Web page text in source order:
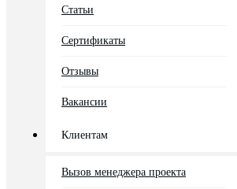
Статьи
Сертификаты
Отзывы
Вакансии
Клиентам
Вызов менеджера проекта